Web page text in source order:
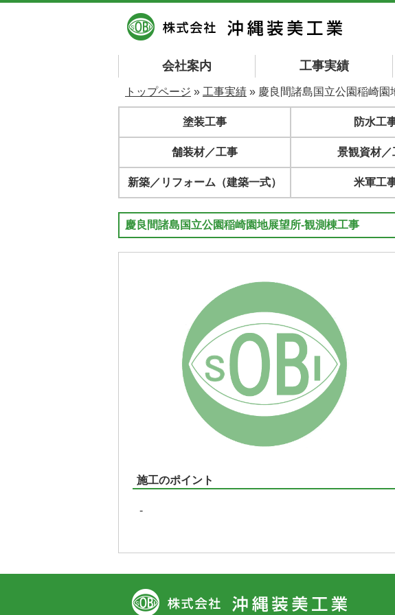
会社案内 工事実績
トップページ » 工事実績 » 慶良間諸島国立公園稲崎園
塗装工事 防水工
舗装材／工事 景観資材／
新築／リフォーム（建築一式） 米軍工
慶良間諸島国立公園稲崎園地展望所-観測棟工事
施工のポイント
-